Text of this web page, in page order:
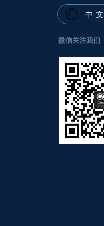
中 文
微信关注我们